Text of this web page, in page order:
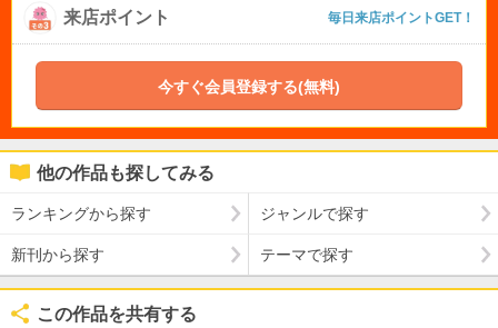
来店ポイント 毎日来店ポイントGET！
今すぐ会員登録する(無料)
他の作品も探してみる
ランキングから探す ジャンルで探す
新刊から探す テーマで探す
この作品を共有する